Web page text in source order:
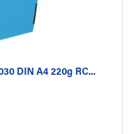
DIN A4 220g RC...